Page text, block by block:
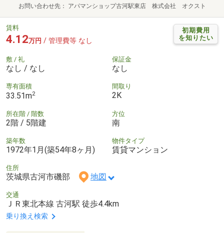
お問い合わせ先 アパマンショップ古河駅東店 株式会社 オクスト
初期費用
を知りたい
賃料
4.12万円 / 管理費等 なし
敷 / 礼
なし / なし
保証金
なし
専有面積
33.51m2
間取り
2K
所在階 / 階数
2階 / 5階建
方位
南
築年数
1972年1月(築54年8ヶ月)
物件タイプ
賃貸マンション
住所
茨城県古河市磯部 地図
交通
ＪＲ東北本線 古河駅 徒歩4.4km
乗り換え検索